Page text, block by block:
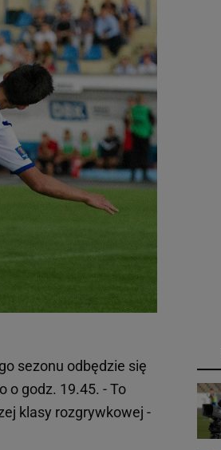
sezonu odbędzie się
o godz. 19.45. - To
klasy rozgrywkowej -